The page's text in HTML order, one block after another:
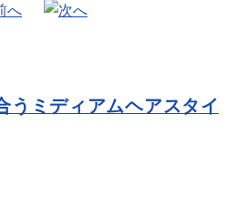
うミディアムヘアスタイ